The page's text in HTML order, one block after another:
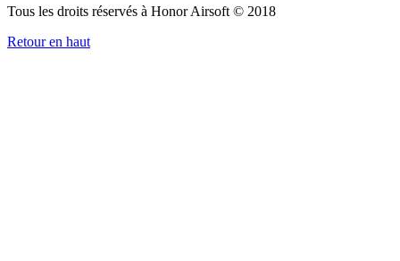
Tous les droits réservés à Honor Airsoft © 2018
Retour en haut